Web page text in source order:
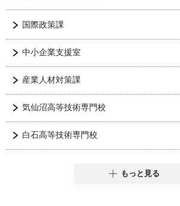
国際政策課
中小企業支援室
産業人材対策課
気仙沼高等技術専門校
白石高等技術専門校
もっと見る